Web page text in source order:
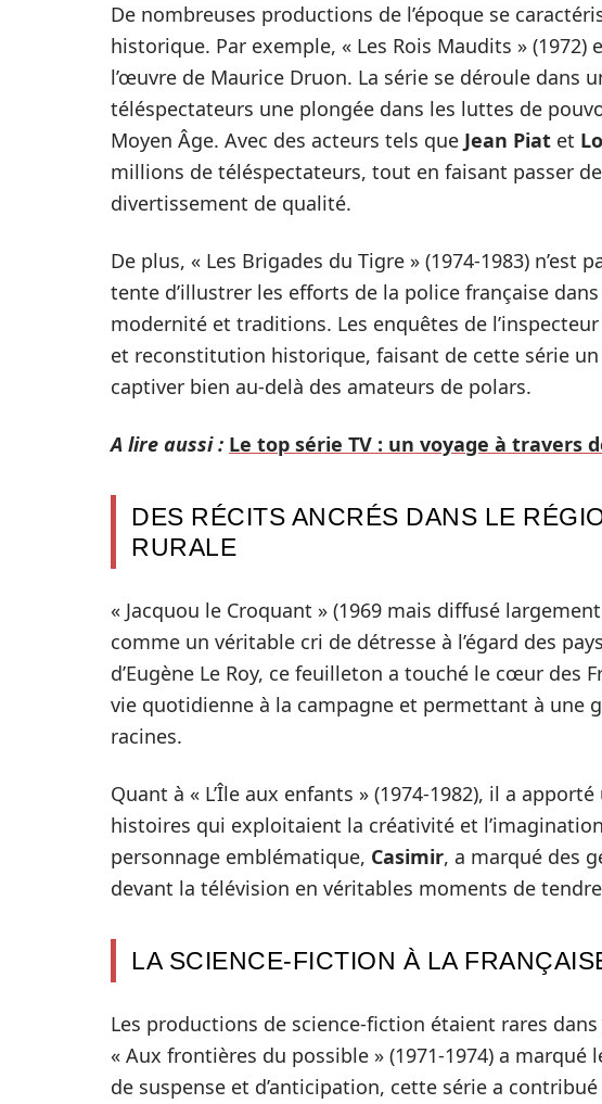
De nombreuses productions de l’époque se
historique. Par exemple, « Les Rois Maudits »
l’œuvre de Maurice Druon. La série se déroule dans
téléspectateurs une plongée dans les luttes de
Moyen Âge. Avec des acteurs tels que Jean Piat et
millions de téléspectateurs, tout en faisant passer
divertissement de qualité.
De plus, « Les Brigades du Tigre » (1974-1983) n’est
tente d’illustrer les efforts de la police française
modernité et traditions. Les enquêtes de
et reconstitution historique, faisant de cette série
captiver bien au-delà des amateurs de polars.
A lire aussi : Le top série TV : un voyage à travers
DES RÉCITS ANCRÉS DANS LE
RURALE
« Jacquou le Croquant » (1969 mais diffusé
comme un véritable cri de détresse à l’égard des
d’Eugène Le Roy, ce feuilleton a touché le cœur des
vie quotidienne à la campagne et permettant à une
racines.
Quant à « L’Île aux enfants » (1974-1982), il a
histoires qui exploitaient la créativité et
personnage emblématique, Casimir, a marqué des
devant la télévision en véritables moments de
LA SCIENCE-FICTION À LA
Les productions de science-fiction étaient rares
« Aux frontières du possible » (1971-1974) a
de suspense et d’anticipation, cette série a